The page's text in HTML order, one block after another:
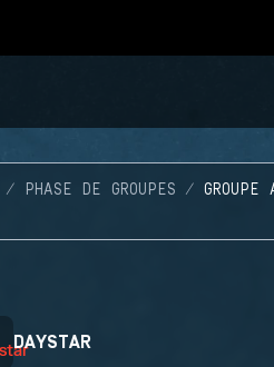
PHASE DE GROUPES
DAYSTAR